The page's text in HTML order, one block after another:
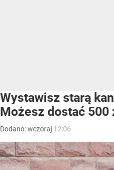
Wystawisz starą
Możesz dostać 500
Dodano:wczoraj 12:06